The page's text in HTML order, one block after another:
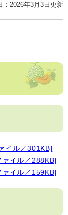
：2026年3月3日更新
イル／301KB]
イル／288KB]
イル／159KB]